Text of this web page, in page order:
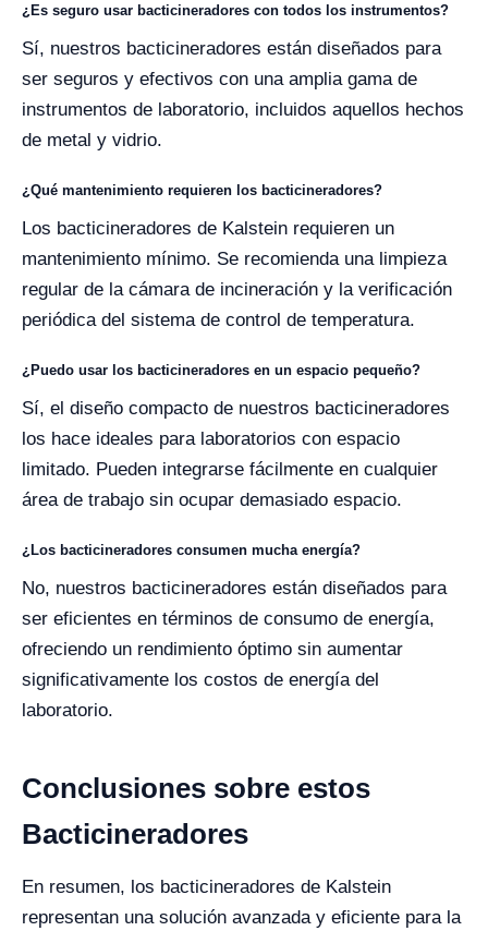
¿Es seguro usar bacticineradores con todos los instrumentos?
Sí, nuestros bacticineradores están diseñados para
ser seguros y efectivos con una amplia gama de
instrumentos de laboratorio, incluidos aquellos hechos
de metal y vidrio.
¿Qué mantenimiento requieren los bacticineradores?
Los bacticineradores de Kalstein requieren un
mantenimiento mínimo. Se recomienda una limpieza
regular de la cámara de incineración y la verificación
periódica del sistema de control de temperatura.
¿Puedo usar los bacticineradores en un espacio pequeño?
Sí, el diseño compacto de nuestros bacticineradores
los hace ideales para laboratorios con espacio
limitado. Pueden integrarse fácilmente en cualquier
área de trabajo sin ocupar demasiado espacio.
¿Los bacticineradores consumen mucha energía?
No, nuestros bacticineradores están diseñados para
ser eficientes en términos de consumo de energía,
ofreciendo un rendimiento óptimo sin aumentar
significativamente los costos de energía del
laboratorio.
Conclusiones sobre estos
Bacticineradores
En resumen, los bacticineradores de Kalstein
representan una solución avanzada y eficiente para la